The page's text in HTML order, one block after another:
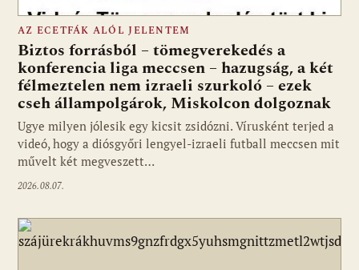
AZ ECETFÁK ALÓL JELENTEM
Biztos forrásból – tömegverekedés a
konferencia liga meccsen – hazugság, a két
félmeztelen nem izraeli szurkoló – ezek
cseh állampolgárok, Miskolcon dolgoznak
Ugye milyen jólesik egy kicsit zsidózni. Vírusként terjed a
videó, hogy a diósgyőri lengyel-izraeli futball meccsen mit
művelt két megveszett…
2026.08.07.